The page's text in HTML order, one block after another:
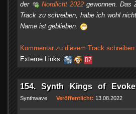
der
Nordlicht 2022 gewonnen. Das
Track zu schreiben, habe ich wohl
Name ist geblieben.
Kommentar zu diesem Track schreiben
Externe Links:
154. Synth Kings of Evoke
Synthwave
Veröffentlicht: 13.08.2022